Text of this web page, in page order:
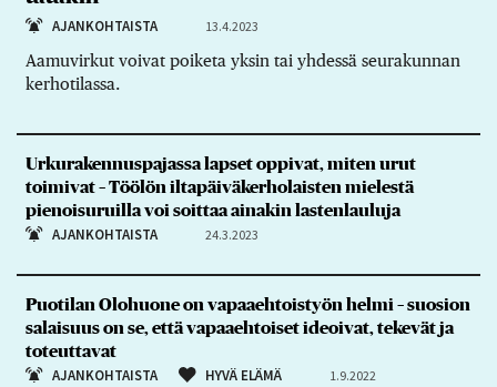
AJANKOHTAISTA 13.4.2023
Aamuvirkut voivat poiketa yksin tai yhdessä seurakunnan
kerhotilassa.
Urkurakennuspajassa lapset oppivat, miten urut
toimivat – Töölön iltapäiväkerholaisten mielestä
pienoisuruilla voi soittaa ainakin lastenlauluja
AJANKOHTAISTA 24.3.2023
Puotilan Olohuone on vapaaehtoistyön helmi – suosion
salaisuus on se, että vapaaehtoiset ideoivat, tekevät ja
toteuttavat
AJANKOHTAISTA HYVÄ ELÄMÄ 1.9.2022